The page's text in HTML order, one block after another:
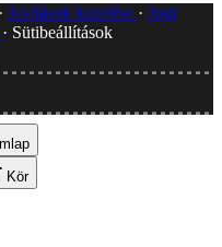
Javítások kezelése
Jogi
Sütibeállítások
Kör